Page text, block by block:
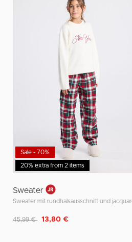
20% extra from 2 items
Sale - 70%
Sweater
Reduziert von
45,99 € auf
13,80 €